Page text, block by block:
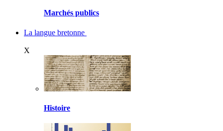
Marchés publics
La langue bretonne
X
Histoire